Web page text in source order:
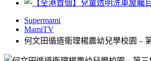
Supermami
MamiTV
何文田循道衛理楊震幼兒學校園﹣